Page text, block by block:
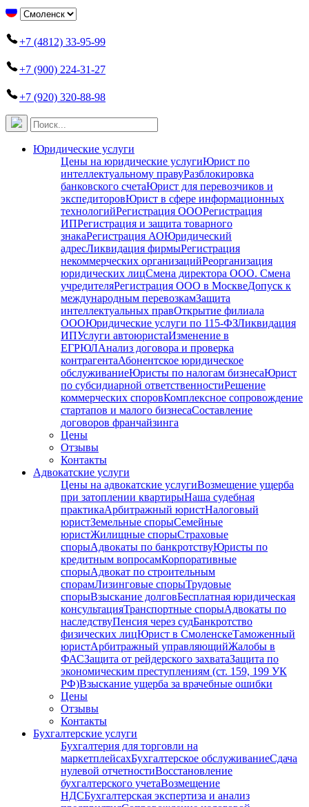
+7 (4812) 33-95-99
+7 (900) 224-31-27
+7 (920) 320-88-98
Юридические услуги
Цены на юридические услугиЮрист по
интеллектуальному правуРазблокировка
банковского счетаЮрист для перевозчиков и
экспедиторовЮрист в сфере информационных
технологийРегистрация ОООРегистрация
ИПРегистрация и защита товарного
знакаРегистрация АОЮридический
адресЛиквидация фирмыРегистрация
некоммерческих организацийРеорганизация
юридических лицСмена директора ООО. Смена
учредителяРегистрация ООО в МосквеДопуск к
международным перевозкамЗащита
интеллектуальных правОткрытие филиала
ОООЮридические услуги по 115-ФЗЛиквидация
ИПУслуги автоюристаИзменение в
ЕГРЮЛАнализ договора и проверка
контрагентаАбонентское юридическое
обслуживаниеЮристы по налогам бизнесаЮрист
по субсидиарной ответственностиРешение
коммерческих споровКомплексное сопровождение
стартапов и малого бизнесаСоставление
договоров франчайзинга
Цены
Отзывы
Контакты
Адвокатские услуги
Цены на адвокатские услугиВозмещение ущерба
при затоплении квартирыНаша судебная
практикаАрбитражный юристНалоговый
юристЗемельные спорыСемейные
юристЖилищные спорыСтраховые
спорыАдвокаты по банкротствуЮристы по
кредитным вопросамКорпоративные
спорыАдвокат по строительным
спорамЛизинговые спорыТрудовые
спорыВзыскание долговБесплатная юридическая
консультацияТранспортные спорыАдвокаты по
наследствуПенсия через судБанкротство
физических лицЮрист в СмоленскеТаможенный
юристАрбитражный управляющийЖалобы в
ФАСЗащита от рейдерского захватаЗащита по
экономическим преступлениям (ст. 159, 199 УК
РФ)Взыскание ущерба за врачебные ошибки
Цены
Отзывы
Контакты
Бухгалтерские услуги
Бухгалтерия для торговли на
маркетплейсахБухгалтерское обслуживаниеСдача
нулевой отчетностиВосстановление
бухгалтерского учетаВозмещение
НДСБухгалтерская экспертиза и анализ